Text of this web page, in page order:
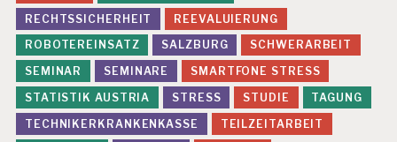
RECHTSSICHERHEIT
REEVALUIERUNG
ROBOTEREINSATZ
SALZBURG
SCHWERARBEIT
SEMINAR
SEMINARE
SMARTFONE STRESS
STATISTIK AUSTRIA
STRESS STUDIE
TAGUNG
TECHNIKERKRANKENKASSE
TEILZEITARBEIT